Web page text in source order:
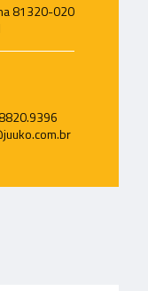
81320-020